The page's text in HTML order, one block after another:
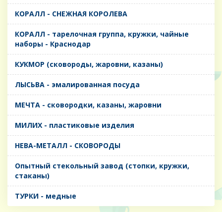
КОРАЛЛ - СНЕЖНАЯ КОРОЛЕВА
КОРАЛЛ - тарелочная группа, кружки, чайные
наборы - Краснодар
КУКМОР (сковороды, жаровни, казаны)
ЛЫСЬВА - эмалированная посуда
МЕЧТА - сковородки, казаны, жаровни
МИЛИХ - пластиковые изделия
НЕВА-МЕТАЛЛ - СКОВОРОДЫ
Опытный стекольный завод (стопки, кружки,
стаканы)
ТУРКИ - медные